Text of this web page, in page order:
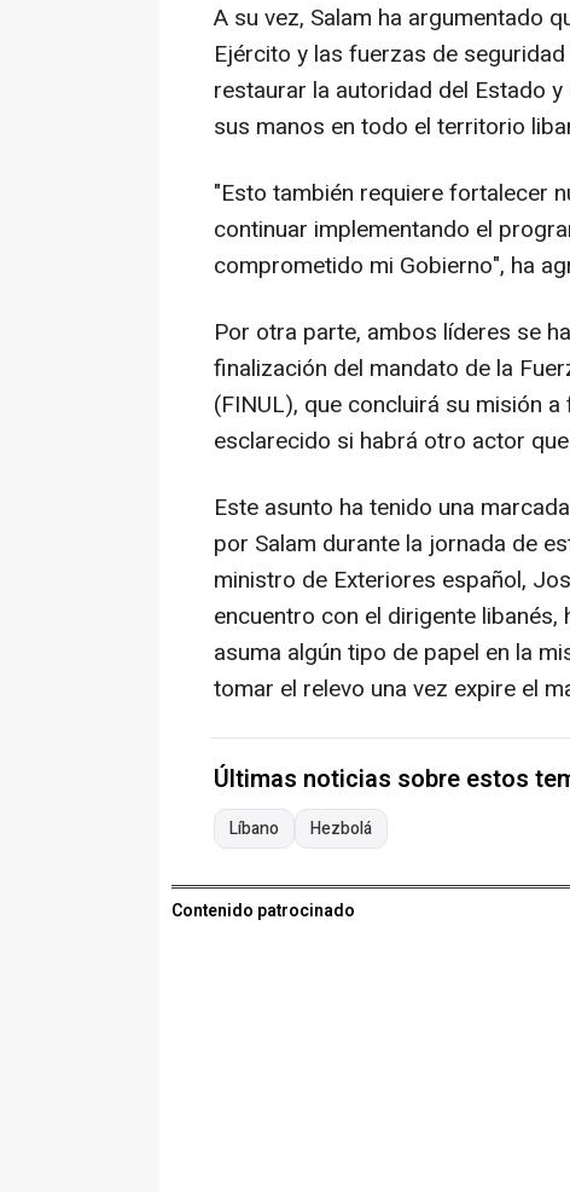
A su vez, Salam ha argumentado
Ejército y las fuerzas de
restaurar la autoridad del Estado
sus manos en todo el territorio
"Esto también requiere fortalecer
continuar implementando el
comprometido mi Gobierno", ha
Por otra parte, ambos líderes se
finalización del mandato de la
(FINUL), que concluirá su misión
esclarecido si habrá otro actor
Este asunto ha tenido una
por Salam durante la jornada de
ministro de Exteriores español,
encuentro con el dirigente libanés,
asuma algún tipo de papel en la
tomar el relevo una vez expire el
Últimas noticias sobre estos
Líbano Hezbolá
Contenido patrocinado